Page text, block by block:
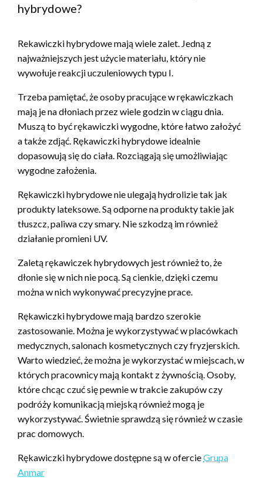
hybrydowe?
Rekawiczki hybrydowe mają wiele zalet. Jedną z
najważniejszych jest użycie materiału, który nie
wywołuje reakcji uczuleniowych typu I.
Trzeba pamiętać, że osoby pracujące w rękawiczkach
mają je na dłoniach przez wiele godzin w ciągu dnia.
Muszą to być rękawiczki wygodne, które łatwo założyć
a także zdjąć. Rękawiczki hybrydowe idealnie
dopasowują się do ciała. Rozciągają się umożliwiając
wygodne założenia.
Rękawiczki hybrydowe nie ulegają hydrolizie tak jak
produkty lateksowe. Są odporne na produkty takie jak
tłuszcz, paliwa czy smary. Nie szkodzą im również
działanie promieni UV.
Zaletą rękawiczek hybrydowych jest również to, że
dłonie się w nich nie pocą. Są cienkie, dzięki czemu
można w nich wykonywać precyzyjne prace.
Rękawiczki hybrydowe mają bardzo szerokie
zastosowanie. Można je wykorzystywać w placówkach
medycznych, salonach kosmetycznych czy fryzjerskich.
Warto wiedzieć, że można je wykorzystać w miejscach, w
których pracownicy mają kontakt z żywnością. Osoby,
które chcąc czuć się pewnie w trakcie zakupów czy
podróży komunikacją miejską również mogą je
wykorzystywać. Świetnie sprawdzą się również w czasie
prac domowych.
Rękawiczki hybrydowe dostępne są w ofercieGrupa
Anmar